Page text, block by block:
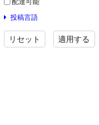
投稿言語
リセット 適用する